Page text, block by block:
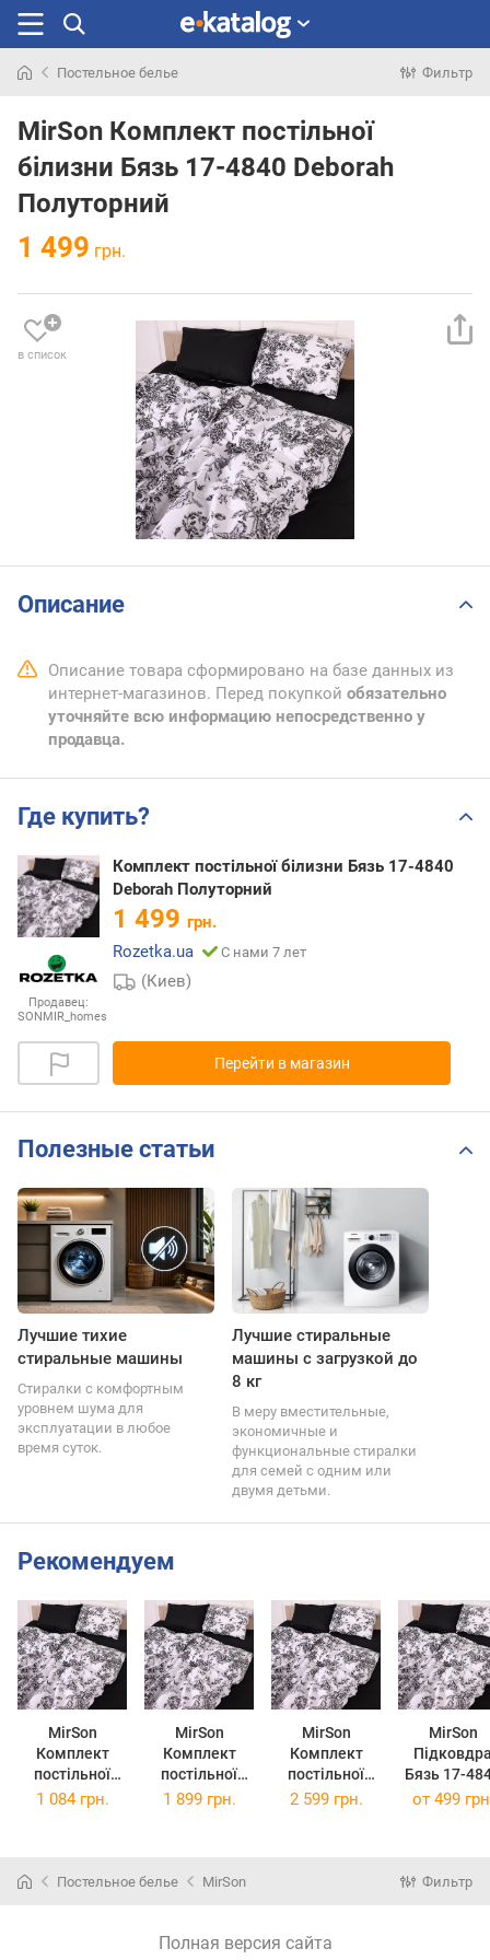
раньше
Постельное белье Фильтр
MirSon Комплект постільної
білизни Бязь 17-4840 Deborah
Полуторний
1 499 грн.
в список
Описание
Описание товара сформировано на базе данных из
интернет-магазинов. Перед покупкой обязательно
уточняйте всю информацию непосредственно у
продавца.
Где купить?
Продавец:
SONMIR_homes
Комплект постільної білизни Бязь 17-4840
Deborah Полуторний
1 499 грн.
Rozetka.ua
С нами 7 лет
(Киев)
Перейти в магазин
Полезные статьи
Лучшие тихие
стиральные машины
Стиралки с комфортным
уровнем шума для
эксплуатации в любое
время суток.
Лучшие стиральные
машины с загрузкой до
8 кг
В меру вместительные,
экономичные и
функциональные стиралки
для семей с одним или
двумя детьми.
Рекомендуем
MirSon
Комплект
постільної
білизни Бязь
MirSon
Комплект
постільної
білизни Бязь
MirSon
Комплект
постільної
білизни Бязь
MirSon
Бязь 17-
Deborah
1 084 грн. 1 899 грн. 2 599 грн. от 499
Постельное белье MirSon Фильтр
Полная версия сайта